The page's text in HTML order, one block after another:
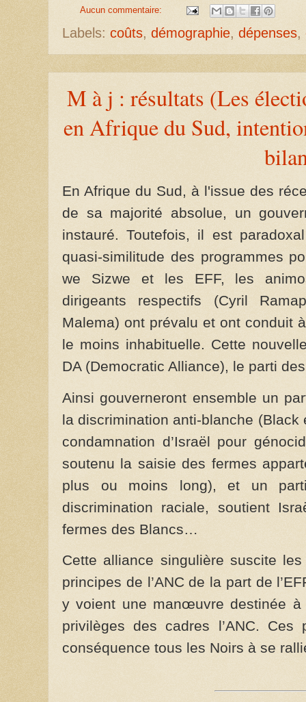
Aucun commentaire:
Labels: coûts, démographie, dépenses,
M à j : résultats (Les
en Afrique du Sud,
En Afrique du Sud, à l'issue des
de sa majorité absolue, un
instauré. Toutefois, il est
quasi-similitude des programmes
we Sizwe et les EFF, les
dirigeants respectifs (Cyril
Malema) ont prévalu et ont conduit
le moins inhabituelle. Cette
DA (Democratic Alliance), le parti
Ainsi gouverneront ensemble un
la discrimination anti-blanche
condamnation d’Israël pour
soutenu la saisie des fermes
plus ou moins long), et un
discrimination raciale, soutient
fermes des Blancs…
Cette alliance singulière suscite
principes de l’ANC de la part de
y voient une manœuvre destinée à
privilèges des cadres l’ANC. Ces
conséquence tous les Noirs à se